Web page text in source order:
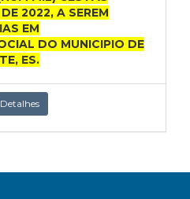
2022, A SEREM
EM
DO MUNICIPIO DE
ES.